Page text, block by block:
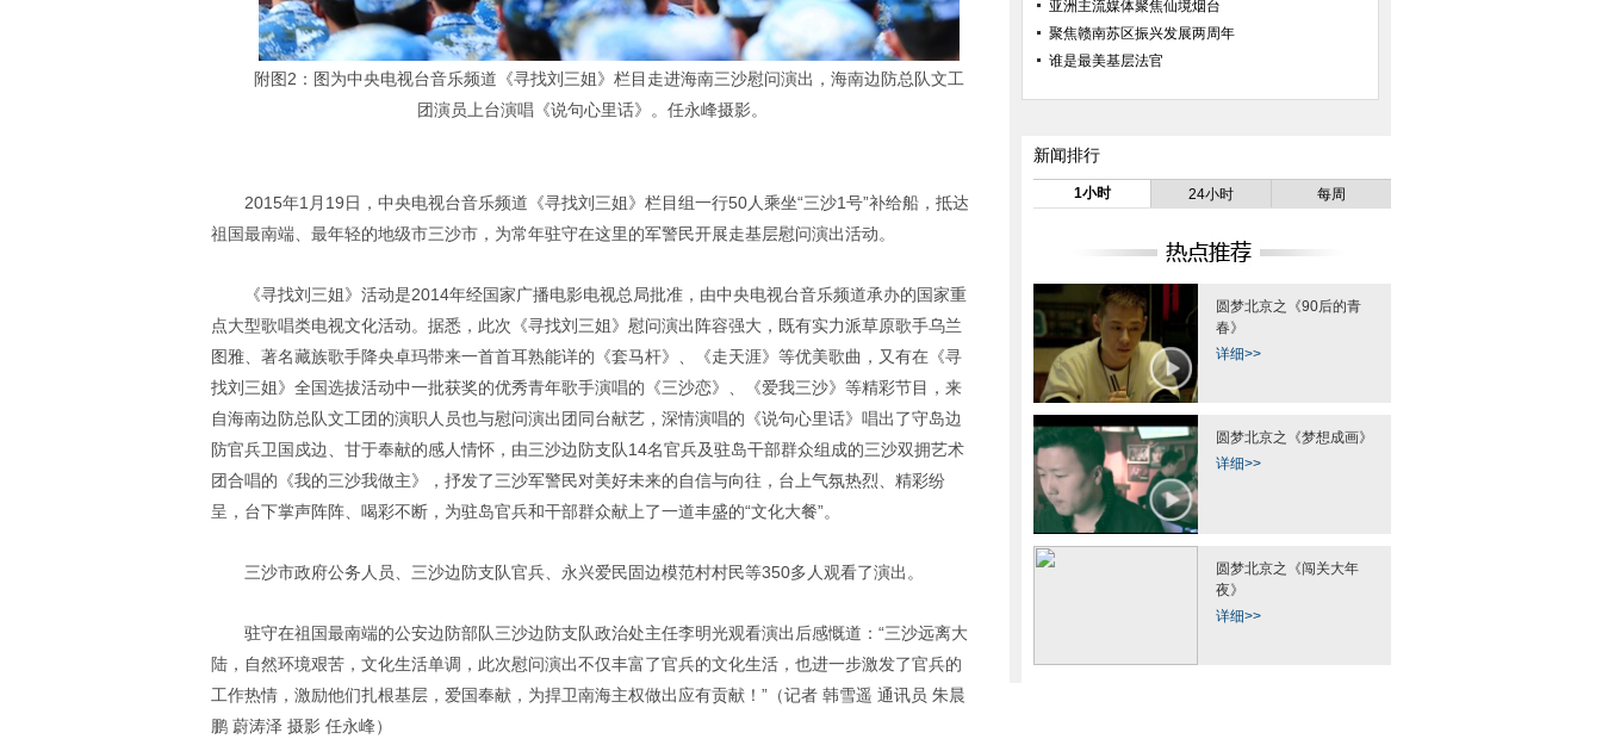
附图2：图为中央电视台音乐频道《寻找刘三姐》栏目走进海南三沙慰问演出，海南边防总队文工
团演员上台演唱《说句心里话》。任永峰摄影。
2015年1月19日，中央电视台音乐频道《寻找刘三姐》栏目组一行50人乘坐“三沙1号”补给船，抵达
祖国最南端、最年轻的地级市三沙市，为常年驻守在这里的军警民开展走基层慰问演出活动。
《寻找刘三姐》活动是2014年经国家广播电影电视总局批准，由中央电视台音乐频道承办的国家重
点大型歌唱类电视文化活动。据悉，此次《寻找刘三姐》慰问演出阵容强大，既有实力派草原歌手乌兰
图雅、著名藏族歌手降央卓玛带来一首首耳熟能详的《套马杆》、《走天涯》等优美歌曲，又有在《寻
找刘三姐》全国选拔活动中一批获奖的优秀青年歌手演唱的《三沙恋》、《爱我三沙》等精彩节目，来
自海南边防总队文工团的演职人员也与慰问演出团同台献艺，深情演唱的《说句心里话》唱出了守岛边
防官兵卫国戍边、甘于奉献的感人情怀，由三沙边防支队14名官兵及驻岛干部群众组成的三沙双拥艺术
团合唱的《我的三沙我做主》，抒发了三沙军警民对美好未来的自信与向往，台上气氛热烈、精彩纷
呈，台下掌声阵阵、喝彩不断，为驻岛官兵和干部群众献上了一道丰盛的“文化大餐”。
三沙市政府公务人员、三沙边防支队官兵、永兴爱民固边模范村村民等350多人观看了演出。
驻守在祖国最南端的公安边防部队三沙边防支队政治处主任李明光观看演出后感慨道：“三沙远离大
陆，自然环境艰苦，文化生活单调，此次慰问演出不仅丰富了官兵的文化生活，也进一步激发了官兵的
工作热情，激励他们扎根基层，爱国奉献，为捍卫南海主权做出应有贡献！”（记者 韩雪遥 通讯员 朱晨
鹏 蔚涛泽 摄影 任永峰）
亚洲主流媒体聚焦仙境烟台
聚焦赣南苏区振兴发展两周年
谁是最美基层法官
新闻排行
1小时 24小时 每周
圆梦北京之《90后的青
春》
详细>>
圆梦北京之《梦想成画》
详细>>
圆梦北京之《闯关大年
夜》
详细>>